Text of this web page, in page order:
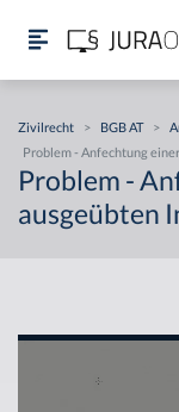
Zivilrecht > BGB AT >
Problem - Anfechtung
Problem -
ausgeübten